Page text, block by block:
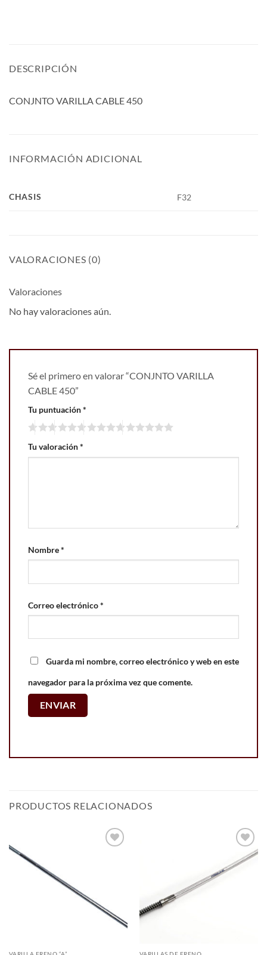
DESCRIPCIÓN
CONJNTO VARILLA CABLE 450
INFORMACIÓN ADICIONAL
CHASIS F32
VALORACIONES (0)
Valoraciones
No hay valoraciones aún.
Sé el primero en valorar “CONJNTO VARILLA
CABLE 450”
Tu puntuación*
Tu valoración*
Nombre*
Correo electrónico*
Guarda mi nombre, correo electrónico y web en este
navegador para la próxima vez que comente.
PRODUCTOS RELACIONADOS
Add to
wishlist